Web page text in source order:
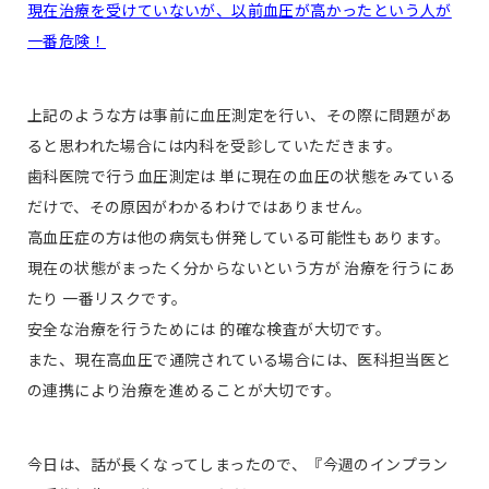
現在治療を受けていないが、以前血圧が高かったという人が
一番危険！
上記のような方は事前に血圧測定を行い、その際に問題があ
ると思われた場合には内科を受診していただきます。
歯科医院で行う血圧測定は 単に現在の血圧の状態をみている
だけで、その原因がわかるわけではありません。
高血圧症の方は他の病気も併発している可能性もあります。
現在の状態がまったく分からないという方が 治療を行うにあ
たり 一番リスクです。
安全な治療を行うためには 的確な検査が大切です。
また、現在高血圧で通院されている場合には、医科担当医と
の連携により治療を進めることが大切です。
今日は、話が長くなってしまったので、『今週のインプラン